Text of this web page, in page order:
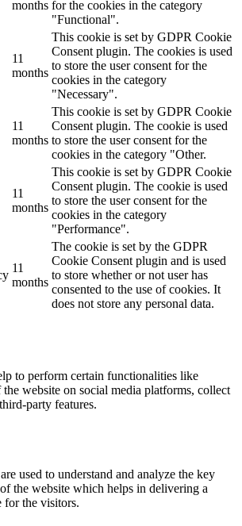
months for the cookies in the category
"Functional".
11
months
This cookie is set by GDPR Cookie
Consent plugin. The cookies is used
to store the user consent for the
cookies in the category
"Necessary".
11
months
This cookie is set by GDPR Cookie
Consent plugin. The cookie is used
to store the user consent for the
cookies in the category "Other.
11
months
This cookie is set by GDPR Cookie
Consent plugin. The cookie is used
to store the user consent for the
cookies in the category
"Performance".
11
months
The cookie is set by the GDPR
Cookie Consent plugin and is used
to store whether or not user has
consented to the use of cookies. It
does not store any personal data.
to perform certain functionalities like
website on social media platforms, collect
party features.
used to understand and analyze the key
the website which helps in delivering a
for the visitors.